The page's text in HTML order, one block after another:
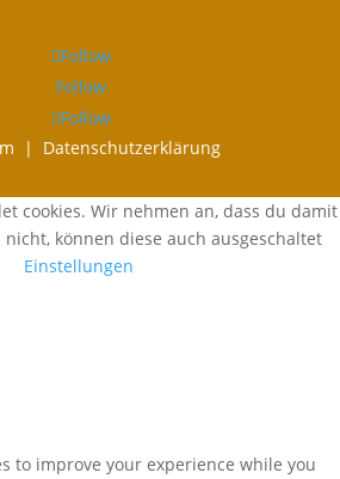
Follow
Follow
Follow
| Datenschutzerklärung
cookies. Wir nehmen an, dass du damit
können diese auch ausgeschaltet
Einstellungen
to improve your experience while you